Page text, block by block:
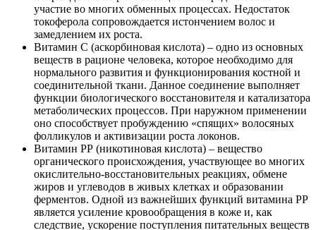
участие во многих обменных процессах. Недостаток
токоферола сопровождается истончением волос и
замедлением их роста.
Витамин С (аскорбиновая кислота) – одно из основных
веществ в рационе человека, которое необходимо для
нормального развития и функционирования костной и
соединительной ткани. Данное соединение выполняет
функции биологического восстановителя и катализатора
метаболических процессов. При наружном применении
оно способствует пробуждению «спящих» волосяных
фолликулов и активизации роста локонов.
Витамин РР (никотиновая кислота) – вещество
органического происхождения, участвующее во многих
окислительно-восстановительных реакциях, обмене
жиров и углеводов в живых клетках и образовании
ферментов. Одной из важнейших функций витамина РР
является усиление кровообращения в коже и, как
следствие, ускорение поступления питательных веществ